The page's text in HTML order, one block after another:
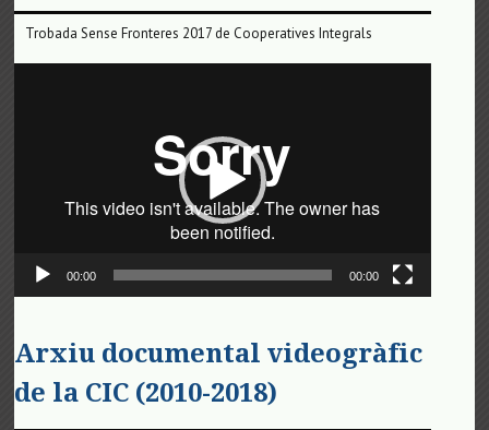
Trobada Sense Fronteres 2017 de Cooperatives Integrals
00:00 00:00
Arxiu documental videogràfic
de la CIC (2010-2018)